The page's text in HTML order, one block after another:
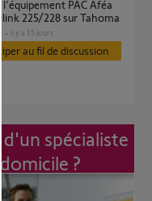
225/228 sur Tahoma
il y a 15 jours
au fil de discussion
spécialiste
?